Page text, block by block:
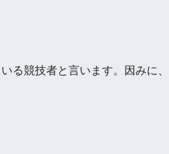
る競技者と言います。因みに、